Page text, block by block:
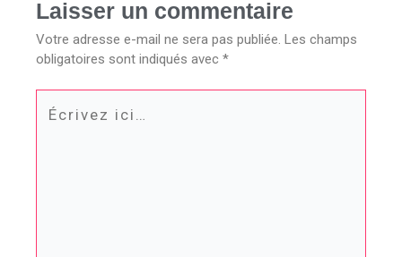
Laisser un commentaire
Votre adresse e-mail ne sera pas publiée. Les champs
obligatoires sont indiqués avec*
ici…